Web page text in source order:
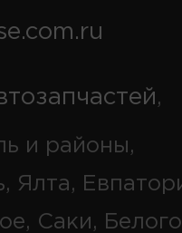
,
и районы,
Ялта,
Саки,